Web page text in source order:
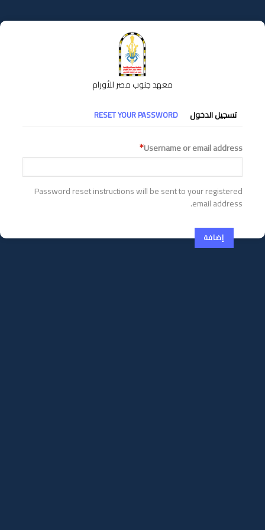
إلى
المحتوى
معهد جنوب مصر للأورام
التبويبات
الأساسية
تسجيل الدخول RESET YOUR PASSWORD
Username or email address
Password reset instructions will be sent to your registered
email address.